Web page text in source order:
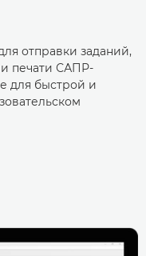
отправки заданий,
печати САПР-
для быстрой и